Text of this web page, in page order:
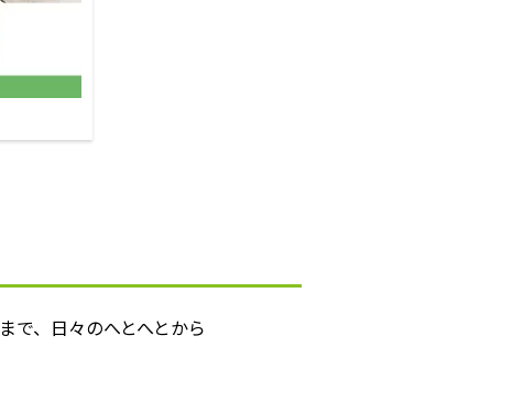
で、日々のへとへとから